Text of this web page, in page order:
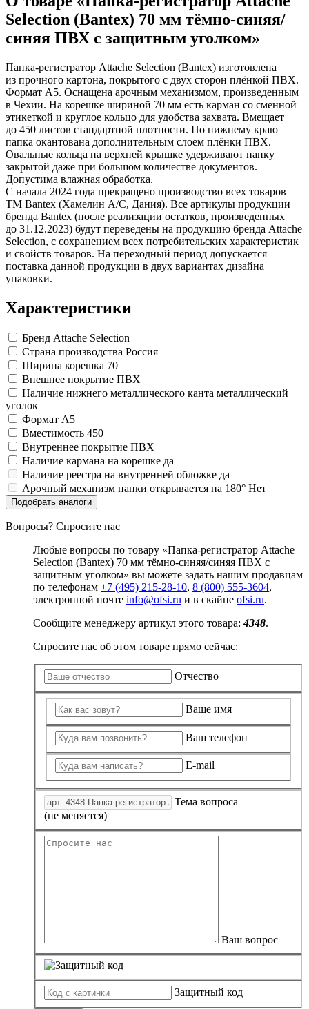
Замки прочие
Ящики для инструментов
Пленки солнцезащитные для окон
Все товары раздела«Хозтовары»
Selection (Bantex) 70 мм тёмно-синяя/
синяя ПВХ с защитным уголком»
Папка-регистратор Attache Selection (Bantex) изготовлена
из прочного картона, покрытого с двух сторон плёнкой ПВХ.
Формат А5. Оснащена арочным механизмом, произведенным
в Чехии. На корешке шириной 70 мм есть карман со сменной
этикеткой и круглое кольцо для удобства захвата. Вмещает
до 450 листов стандартной плотности. По нижнему краю
папка окантована дополнительным слоем плёнки ПВХ.
Овальные кольца на верхней крышке удерживают папку
закрытой даже при большом количестве документов.
Допустима влажная обработка.
С начала 2024 года прекращено производство всех товаров
ТМ Bantex (Хамелин А/С, Дания). Все артикулы продукции
бренда Bantex (после реализации остатков, произведенных
до 31.12.2023) будут переведены на продукцию бренда Attache
Selection, с сохранением всех потребительских характеристик
и свойств товаров. На переходный период допускается
поставка данной продукции в двух вариантах дизайна
упаковки.
Характеристики
Бренд Attache Selection
Страна производства Россия
Ширина корешка 70
Внешнее покрытие ПВХ
Наличие нижнего металлического канта металлический
уголок
Формат A5
Вместимость 450
Внутреннее покрытие ПВХ
Наличие кармана на корешке да
Наличие реестра на внутренней обложке да
Арочный механизм папки открывается на 180° Нет
Подобрать аналоги
Вопросы? Спросите нас
Любые вопросы по товару «Папка-регистратор Attache
Selection (Bantex) 70 мм тёмно-синяя/синяя ПВХ с
защитным уголком» вы можете задать нашим продавцам
по телефонам +7 (495) 215-28-10, 8 (800) 555-3604,
электронной почте info@ofsi.ru и в скайпе ofsi.ru.
Сообщите менеджеру артикул этого товара:4348.
Спросите нас об этом товаре прямо сейчас:
Отчество
Ваше имя
Ваш телефон
E-mail
Тема вопроса
(не меняется)
Ваш вопрос
Защитный код